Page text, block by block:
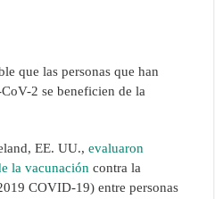
que las personas que han
2 se beneficien de la
EE. UU.,evaluaron
la vacunacióncontra la
COVID-19) entre personas